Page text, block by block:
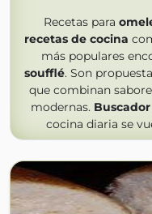
Recetas para
recetas de cocina
más populares
soufflé. Son
que combinan
modernas.
cocina diaria se